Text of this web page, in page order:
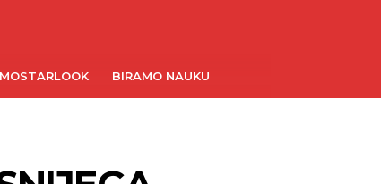
MOSTARLOOK BIRAMO NAUKU